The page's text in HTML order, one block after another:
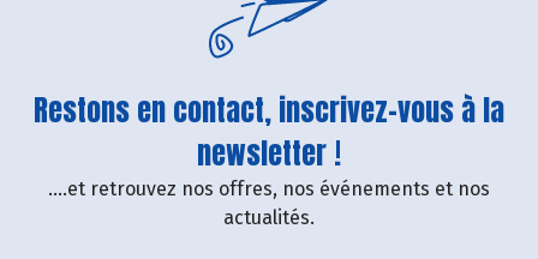
Restons en contact, inscrivez-vous à la
newsletter !
....et retrouvez nos offres, nos événements et nos
actualités.